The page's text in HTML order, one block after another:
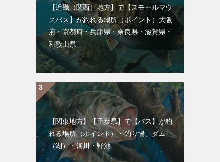
【近畿（関西）地方】で【スモールマウ
スバス】が釣れる場所（ポイント）大阪
府・京都府・兵庫県・奈良県・滋賀県・
和歌山県
【関東地方】【千葉県】で【バス】が釣
れる場所（ポイント）・釣り場、ダム
（湖）・河川・野池